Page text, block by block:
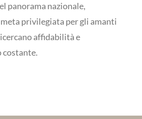
panorama nazionale,
privilegiata per gli amanti
affidabilità e